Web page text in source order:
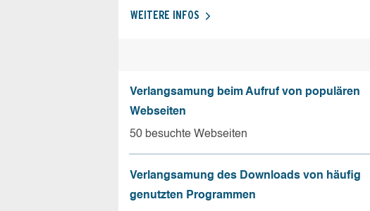
WEITERE INFOS
Verlangsamung beim Aufruf von populären
Webseiten
50 besuchte Webseiten
Verlangsamung des Downloads von häufig
genutzten Programmen